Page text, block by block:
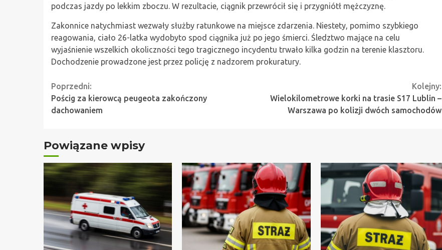
podczas jazdy po lekkim zboczu. W rezultacie, ciągnik przewrócił się i przygniótł mężczyznę.
Zakonnice natychmiast wezwały służby ratunkowe na miejsce zdarzenia. Niestety, pomimo szybkiego
reagowania, ciało 26-latka wydobyto spod ciągnika już po jego śmierci. Śledztwo mające na celu
wyjaśnienie wszelkich okoliczności tego tragicznego incydentu trwało kilka godzin na terenie klasztoru.
Dochodzenie prowadzone jest przez policję z nadzorem prokuratury.
Continue
Reading
Poprzedni:
Pościg za kierowcą peugeota zakończony
dachowaniem
Kolejny:
Wielokilometrowe korki na trasie S17 Lublin –
Warszawa po kolizji dwóch samochodów
Powiązane wpisy